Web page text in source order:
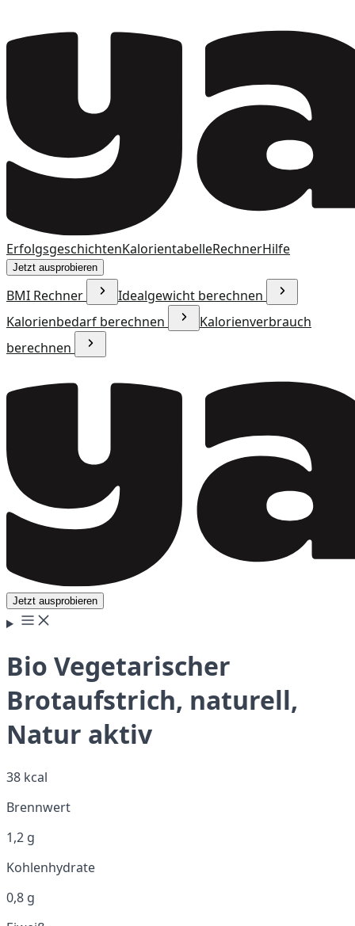
ErfolgsgeschichtenKalorientabelleRechnerHilfe
Jetzt ausprobieren
BMI Rechner
Idealgewicht berechnen
Kalorienbedarf berechnen
Kalorienverbrauch
berechnen
Jetzt ausprobieren
Bio Vegetarischer
Brotaufstrich, naturell,
Natur aktiv
38 kcal
Brennwert
1,2 g
Kohlenhydrate
0,8 g